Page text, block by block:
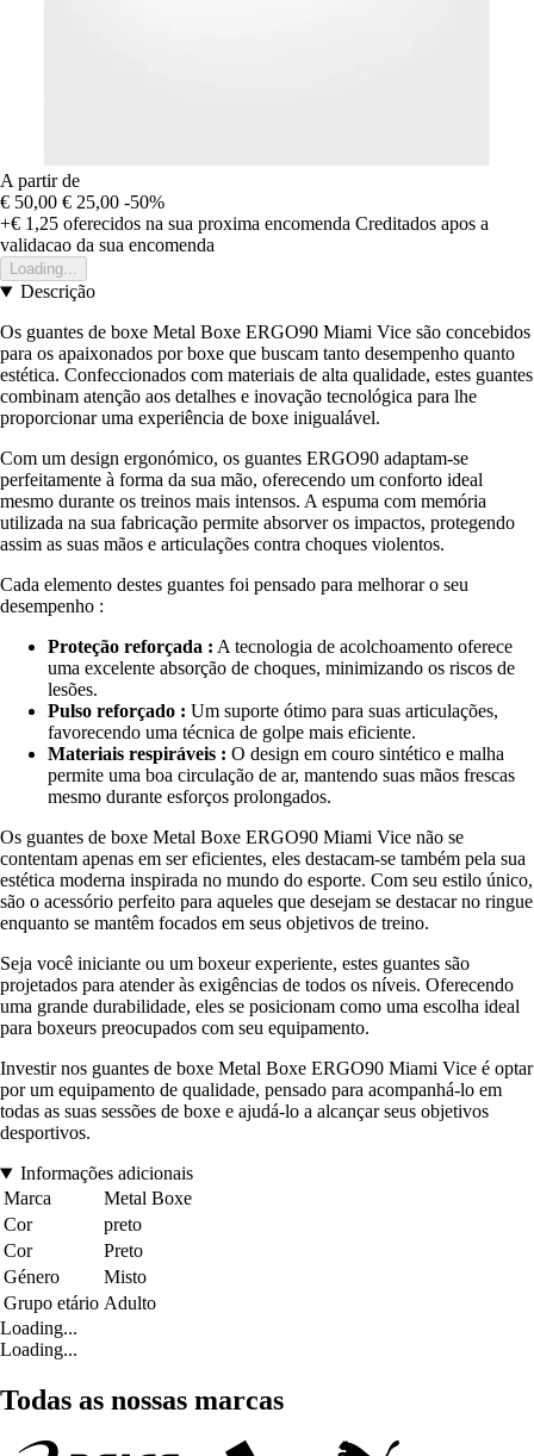
A partir de
€ 50,00 € 25,00 -50%
+€ 1,25 oferecidos na sua proxima encomenda Creditados apos a
validacao da sua encomenda
Loading...
Descrição
Os guantes de boxe Metal Boxe ERGO90 Miami Vice são concebidos
para os apaixonados por boxe que buscam tanto desempenho quanto
estética. Confeccionados com materiais de alta qualidade, estes guantes
combinam atenção aos detalhes e inovação tecnológica para lhe
proporcionar uma experiência de boxe inigualável.
Com um design ergonómico, os guantes ERGO90 adaptam-se
perfeitamente à forma da sua mão, oferecendo um conforto ideal
mesmo durante os treinos mais intensos. A espuma com memória
utilizada na sua fabricação permite absorver os impactos, protegendo
assim as suas mãos e articulações contra choques violentos.
Cada elemento destes guantes foi pensado para melhorar o seu
desempenho :
Proteção reforçada : A tecnologia de acolchoamento oferece
uma excelente absorção de choques, minimizando os riscos de
lesões.
Pulso reforçado : Um suporte ótimo para suas articulações,
favorecendo uma técnica de golpe mais eficiente.
Materiais respiráveis : O design em couro sintético e malha
permite uma boa circulação de ar, mantendo suas mãos frescas
mesmo durante esforços prolongados.
Os guantes de boxe Metal Boxe ERGO90 Miami Vice não se
contentam apenas em ser eficientes, eles destacam-se também pela sua
estética moderna inspirada no mundo do esporte. Com seu estilo único,
são o acessório perfeito para aqueles que desejam se destacar no ringue
enquanto se mantêm focados em seus objetivos de treino.
Seja você iniciante ou um boxeur experiente, estes guantes são
projetados para atender às exigências de todos os níveis. Oferecendo
uma grande durabilidade, eles se posicionam como uma escolha ideal
para boxeurs preocupados com seu equipamento.
Investir nos guantes de boxe Metal Boxe ERGO90 Miami Vice é optar
por um equipamento de qualidade, pensado para acompanhá-lo em
todas as suas sessões de boxe e ajudá-lo a alcançar seus objetivos
desportivos.
Informações adicionais
Marca
Metal Boxe
Cor
preto
Cor
Preto
Género
Misto
Grupo etário Adulto
Loading...
Loading...
Todas as nossas marcas